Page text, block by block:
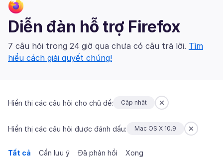
Diễn đàn hỗ trợ Firefox
7 câu hỏi trong 24 giờ qua chưa có câu trả lời. Tìm
hiểu cách giải quyết chúng!
Hiển thị các câu hỏi cho chủ đề: Cập nhật
Hiển thị các câu hỏi được đánh dấu: Mac OS X 10.9
Tất cả Cần lưu ý Đã phản hồi Xong